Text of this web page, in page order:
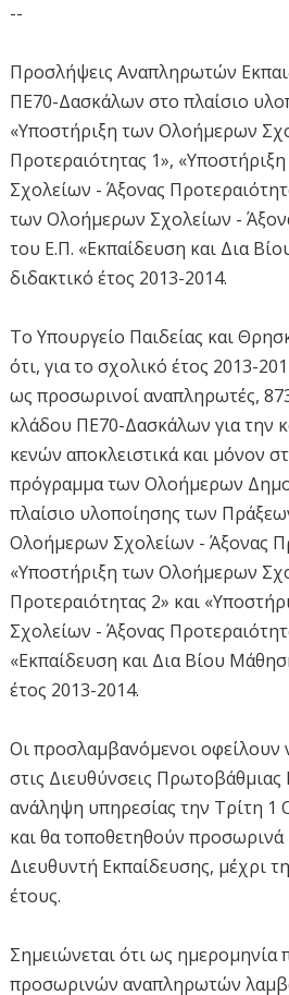
--
Προσλήψεις Αναπληρωτών
ΠΕ70-Δασκάλων στο πλαίσιο
«Υποστήριξη των Ολοήμερων
Προτεραιότητας 1»,
Σχολείων - Άξονας
των Ολοήμερων Σχολείων -
του Ε.Π. «Εκπαίδευση και Δια
διδακτικό έτος 2013-2014.
Το Υπουργείο Παιδείας και
ότι, για το σχολικό έτος 2013-
ως προσωρινοί αναπληρωτές,
κλάδου ΠΕ70-Δασκάλων για την
κενών αποκλειστικά και μόνον
πρόγραμμα των Ολοήμερων
πλαίσιο υλοποίησης των
Ολοήμερων Σχολείων - Άξονας
«Υποστήριξη των Ολοήμερων
Προτεραιότητας 2» και
Σχολείων - Άξονας
«Εκπαίδευση και Δια Βίου
έτος 2013-2014.
Οι προσλαμβανόμενοι οφείλουν
στις Διευθύνσεις Πρωτοβάθμιας
ανάληψη υπηρεσίας την Τρίτη
και θα τοποθετηθούν
Διευθυντή Εκπαίδευσης, μέχρι
έτους.
Σημειώνεται ότι ως
προσωρινών αναπληρωτών